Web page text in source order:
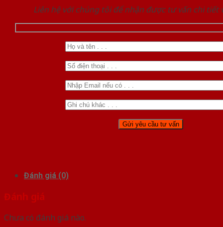
Liên hệ với chúng tôi để nhận được tư vấn chi tiết
Đánh giá (0)
Đánh giá
Chưa có đánh giá nào.